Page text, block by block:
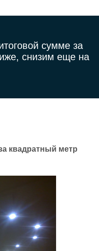
сумме за
снизим еще на
квадратный метр